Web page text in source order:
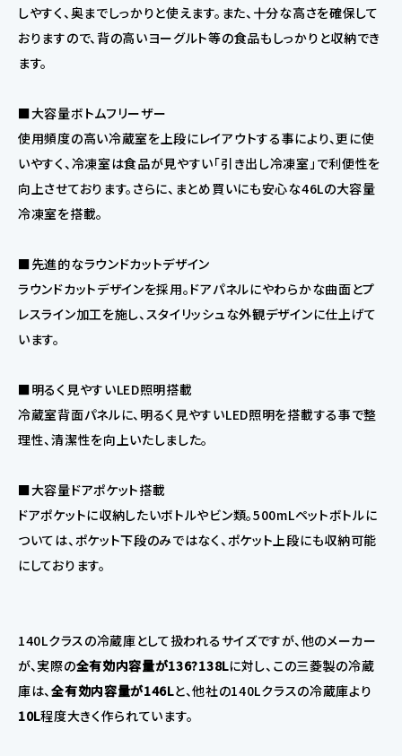
しやすく、奥までしっかりと使えます。また、十分な高さを確保して
おりますので、背の高いヨーグルト等の食品もしっかりと収納でき
ます。
■大容量ボトムフリーザー
使用頻度の高い冷蔵室を上段にレイアウトする事により、更に使
いやすく、冷凍室は食品が見やすい「引き出し冷凍室」で利便性を
向上させております。さらに、まとめ買いにも安心な46Lの大容量
冷凍室を搭載。
■先進的なラウンドカットデザイン
ラウンドカットデザインを採用。ドアパネルにやわらかな曲面とプ
レスライン加工を施し、スタイリッシュな外観デザインに仕上げて
います。
■明るく見やすいLED照明搭載
冷蔵室背面パネルに、明るく見やすいLED照明を搭載する事で整
理性、清潔性を向上いたしました。
■大容量ドアポケット搭載
ドアポケットに収納したいボトルやビン類。500mLペットボトルに
ついては、ポケット下段のみではなく、ポケット上段にも収納可能
にしております。
140Lクラスの冷蔵庫として扱われるサイズですが、他のメーカー
が、実際の全有効内容量が136?138Lに対し、この三菱製の冷蔵
庫は、全有効内容量が146Lと、他社の140Lクラスの冷蔵庫より
10L程度大きく作られています。